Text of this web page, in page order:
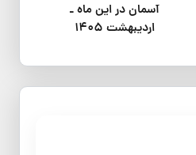
آسمان در این ماه ـ
اردیبهشت 1405